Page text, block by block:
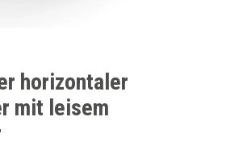
horizontaler
mit leisem